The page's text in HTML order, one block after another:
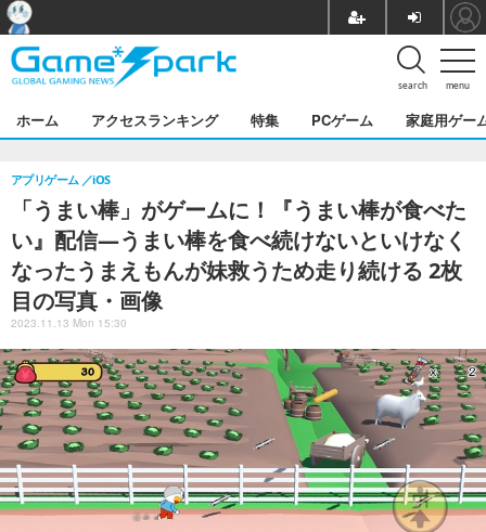
menu
search
ホーム アクセスランキング 特集 PCゲーム 家庭用ゲー
「うまい棒」がゲームに！『うまい棒が食べた
い』配信―うまい棒を食べ続けないといけなく
なったうまえもんが妹救うため走り続ける 2枚
目の写真・画像
アプリゲーム iOS
2023.11.13 Mon 15:30